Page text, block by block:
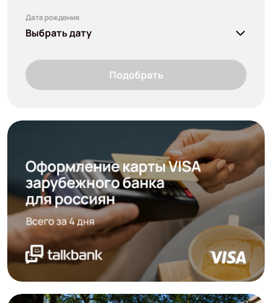
Дата рождения
Выбрать дату
Подобрать